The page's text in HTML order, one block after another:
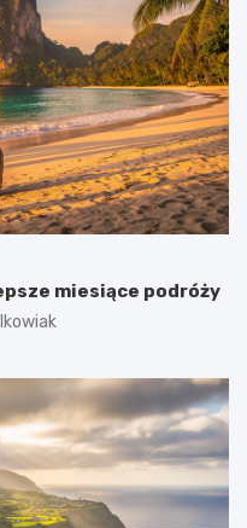
miesiące podróży